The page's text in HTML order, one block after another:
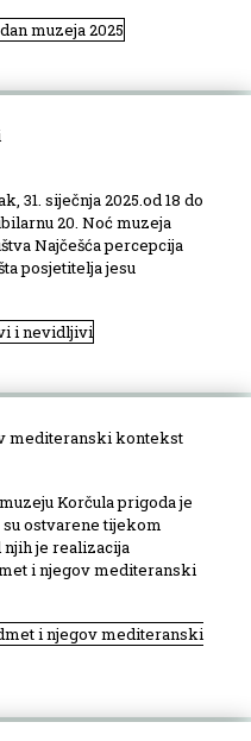
muzeja 2025
31. siječnja 2025.od 18 do
20. Noć muzeja
Najčešća percepcija
posjetitelja jesu
i nevidljivi
mediteranski kontekst
Korčula prigoda je
ostvarene tijekom
je realizacija
i njegov mediteranski
i njegov mediteranski